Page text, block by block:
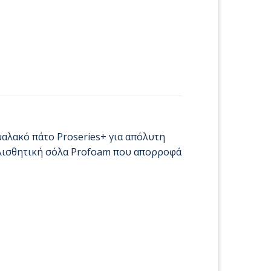
πάτο Proseries+ για απόλυτη
σόλα Profoam που απορροφά